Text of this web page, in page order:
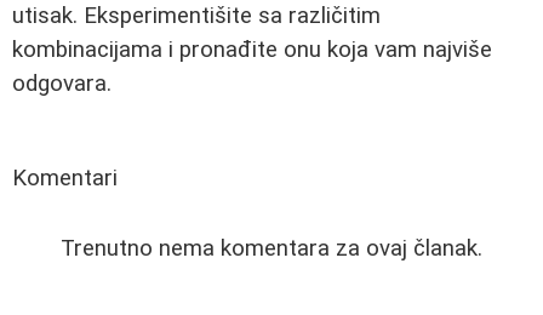
utisak. Eksperimentišite sa različitim
kombinacijama i pronađite onu koja vam najviše
odgovara.
Komentari
Trenutno nema komentara za ovaj članak.